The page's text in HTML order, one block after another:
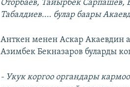
Оторбаев, Тайырбек Сарпашев,
Табалдиев.... булар баары
Анткен менен Аскар Акаевдин
Азимбек Бекназаров буларды
- Укук коргоо органдары